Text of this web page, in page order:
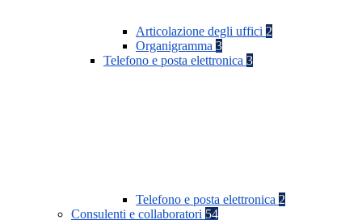
Articolazione degli uffici 2
Organigramma 3
Telefono e posta elettronica 3
Telefono e posta elettronica 2
Consulenti e collaboratori 54